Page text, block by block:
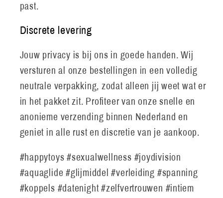
past.
Discrete levering
Jouw privacy is bij ons in goede handen. Wij
versturen al onze bestellingen in een volledig
neutrale verpakking, zodat alleen jij weet wat er
in het pakket zit. Profiteer van onze snelle en
anonieme verzending binnen Nederland en
geniet in alle rust en discretie van je aankoop.
#happytoys #sexualwellness #joydivision
#aquaglide #glijmiddel #verleiding #spanning
#koppels #datenight #zelfvertrouwen #intiem